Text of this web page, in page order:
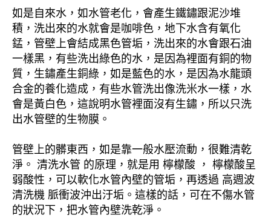
如是自來水，如水管老化，會產生鐵鏽跟泥沙堆
積，洗出來的水就會是咖啡色，地下水含有氧化
錳，管壁上會結成黑色管垢，洗出來的水會跟石油
一樣黑，有些洗出綠色的水，是因為裡面有銅的物
質，生鏽產生銅綠，如是藍色的水，是因為水龍頭
合金的養化造成，有些水管洗出像洗米水一樣，水
會是黃白色，這說明水管裡面沒有生鏽，所以只洗
出水管壁的生物膜。
管壁上的髒東西，如是靠一般水壓流動，很難清乾
淨。 清洗水管 的原理，就是用 檸檬酸 ， 檸檬酸呈
弱酸性，可以軟化水管內壁的管垢，再透過 高週波
清洗機 脈衝波沖出汙垢。這樣的話，可在不傷水管
的狀況下，把水管內壁洗乾淨。